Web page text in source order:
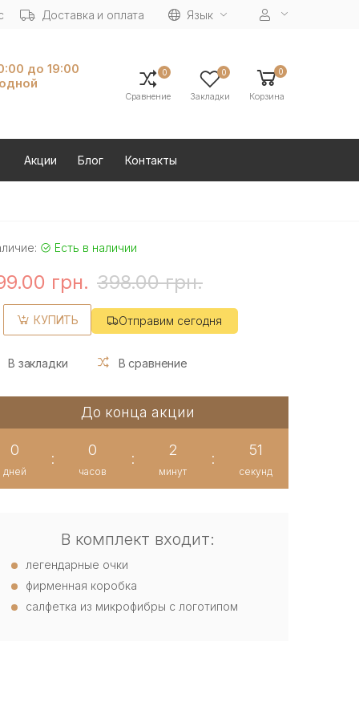
Доставка и оплата Язык
до 19:00
0
Сравнение
0
Закладки
0
Корзина
Акции Блог Контакты
Есть в наличии
грн. 398.00 грн.
КУПИТЬ Отправим сегодня
В закладки В сравнение
До конца акции
0
дней
:
0
часов
:
2
минут
:
51
секунд
В комплект входит:
легендарные очки
фирменная коробка
салфетка из микрофибры с логотипом